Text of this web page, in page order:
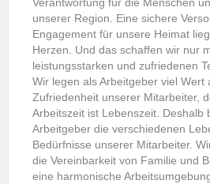
unserer Region. Eine sichere
Engagement für unsere Heimat
Herzen. Und das schaffen wir nur
leistungsstarken und zufriedenen
Wir legen als Arbeitgeber viel Wert
Zufriedenheit unserer Mitarbeiter,
Arbeitszeit ist Lebenszeit. Deshalb
Arbeitgeber die verschiedenen
Bedürfnisse unserer Mitarbeiter.
die Vereinbarkeit von Familie und
eine harmonische